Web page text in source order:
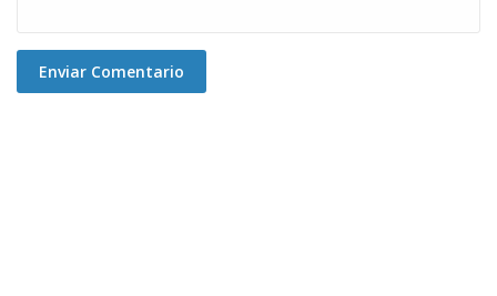
Enviar Comentario